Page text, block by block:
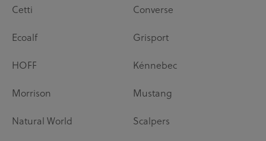
Cetti Converse
Ecoalf Grisport
HOFF Kénnebec
Morrison Mustang
Natural World Scalpers